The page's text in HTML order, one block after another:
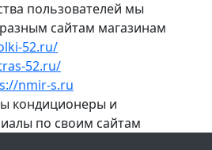
пользователей мы
сайтам магазинам
52.ru/
52.ru/
nmir-s.ru
кондиционеры и
по своим сайтам